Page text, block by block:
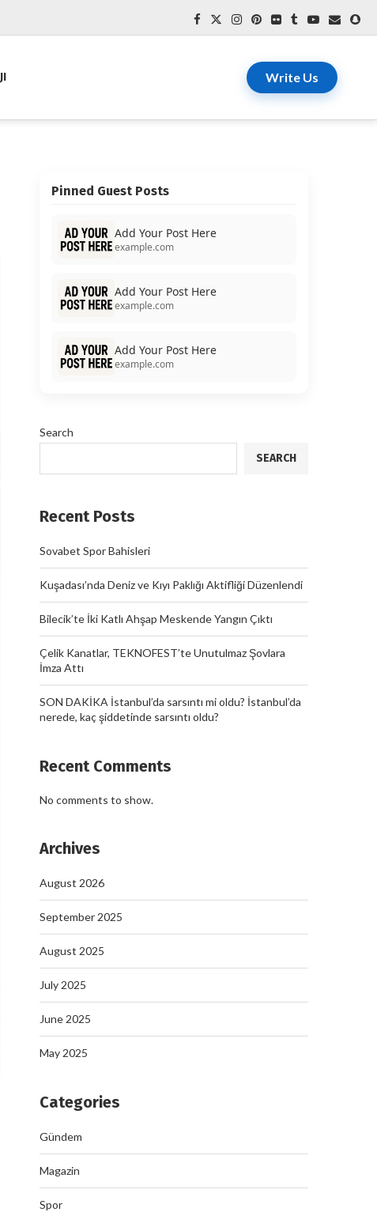
Write Us
Pinned Guest Posts
Add Your Post Here
example.com
Add Your Post Here
example.com
Add Your Post Here
example.com
Search
SEARCH
Recent Posts
Sovabet Spor Bahisleri
Kuşadası’nda Deniz ve Kıyı Paklığı Aktifliği Düzenlendi
Bilecik’te İki Katlı Ahşap Meskende Yangın Çıktı
Çelik Kanatlar, TEKNOFEST’te Unutulmaz Şovlara
İmza Attı
SON DAKİKA İstanbul’da sarsıntı mi oldu? İstanbul’da
nerede, kaç şiddetinde sarsıntı oldu?
Recent Comments
No comments to show.
Archives
August 2026
September 2025
August 2025
July 2025
June 2025
May 2025
Categories
Gündem
Magazin
Spor